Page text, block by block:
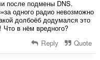
после подмены DNS.
одного радио невозможно
долбоёб додумался это
Что в нём вредного?
Reply Quote